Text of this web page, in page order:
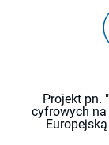
Projekt pn.
cyfrowych na